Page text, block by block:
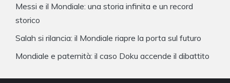
Messi e il Mondiale: una storia infinita e un record
storico
Salah si rilancia: il Mondiale riapre la porta sul futuro
Mondiale e paternità: il caso Doku accende il dibattito